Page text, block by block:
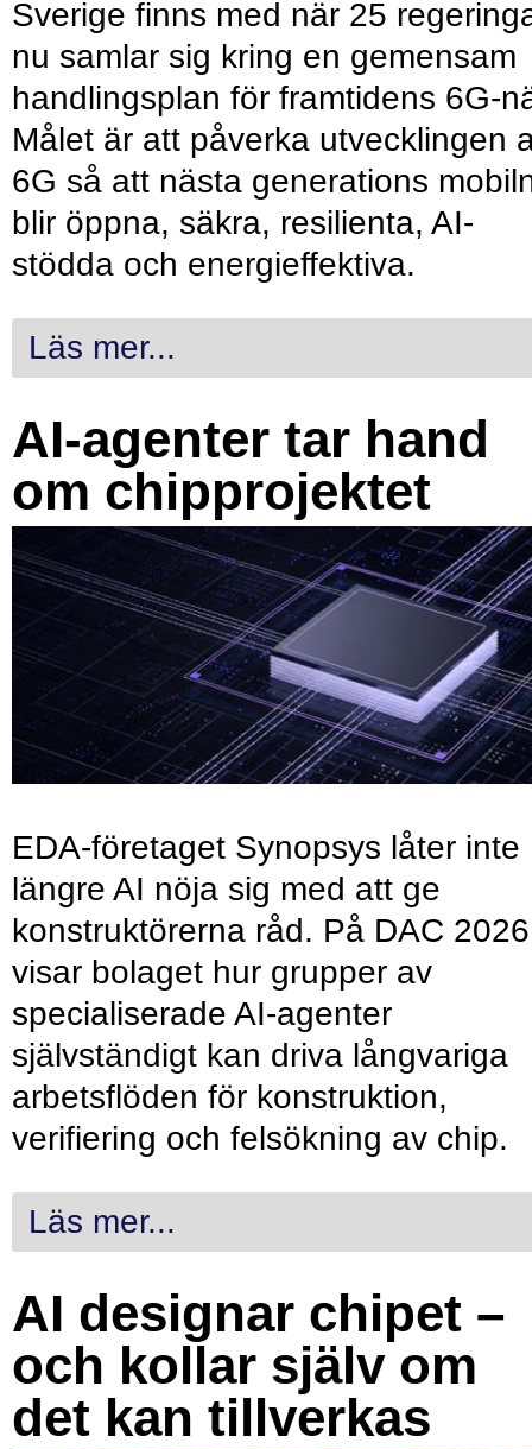
Sverige finns med när 25
nu samlar sig kring en gemensam
handlingsplan för framtidens 6G-
Målet är att påverka utvecklingen
6G så att nästa generations
blir öppna, säkra, resilienta, AI-
stödda och energieffektiva.
Läs mer...
AI-agenter tar hand
om chipprojektet
EDA-företaget Synopsys låter inte
längre AI nöja sig med att ge
konstruktörerna råd. På DAC 2026
visar bolaget hur grupper av
specialiserade AI-agenter
självständigt kan driva långvariga
arbetsflöden för konstruktion,
verifiering och felsökning av chip.
Läs mer...
AI designar chipet –
och kollar själv om
det kan tillverkas